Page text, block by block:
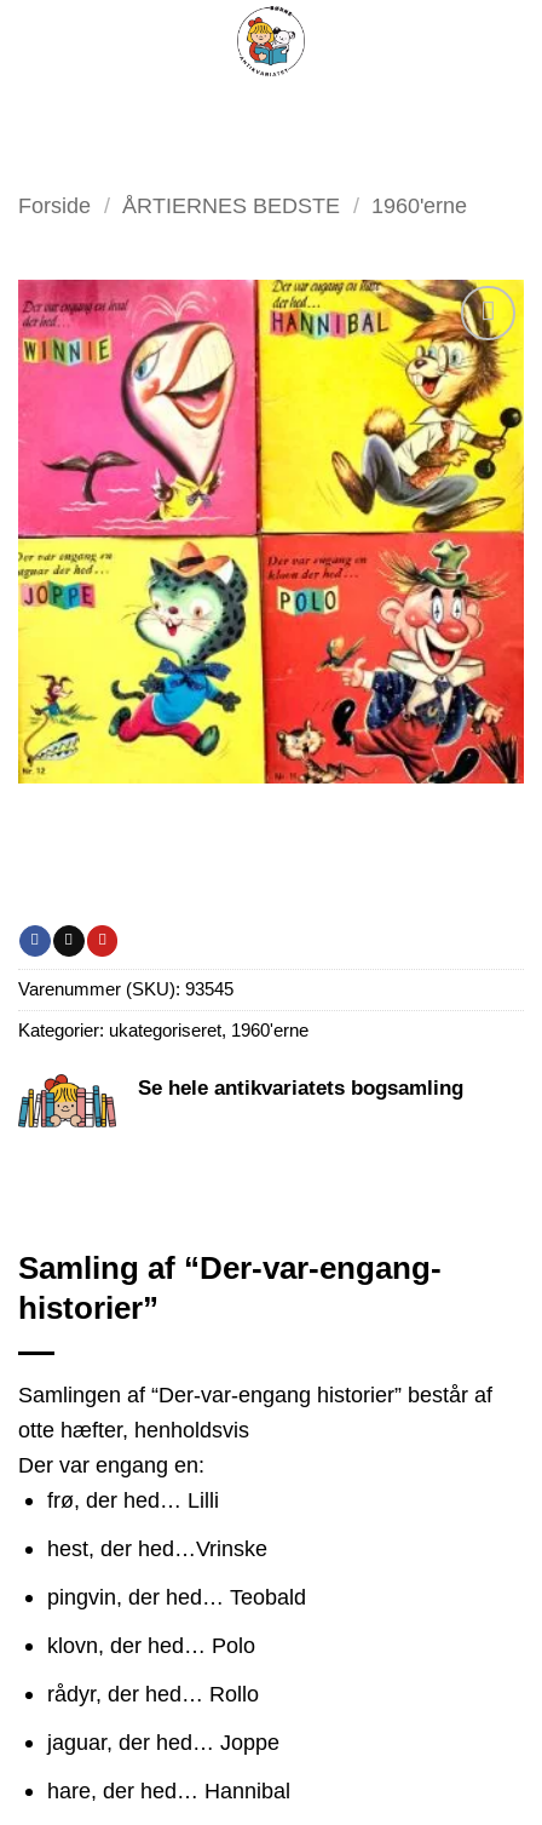
FILTER
Forside / ÅRTIERNES BEDSTE / 1960'erne
Tilføj
som
favorit
Varenummer (SKU): 93545
Kategorier: ukategoriseret, 1960'erne
Se hele antikvariatets bogsamling
Samling af “Der-var-engang-
historier”
Samlingen af “Der-var-engang historier” består af
otte hæfter, henholdsvis
Der var engang en:
frø, der hed… Lilli
hest, der hed…Vrinske
pingvin, der hed… Teobald
klovn, der hed… Polo
rådyr, der hed… Rollo
jaguar, der hed… Joppe
hare, der hed… Hannibal